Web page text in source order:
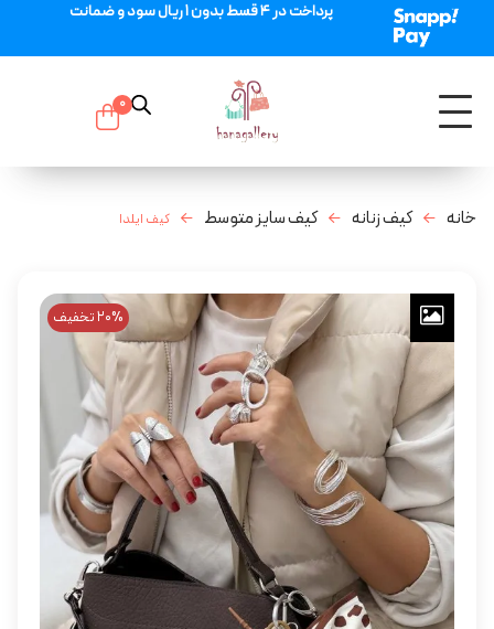
پرداخت در 4 قسط بدون 1 ریال سود و ضمانت
0
خانه کیف زنانه کیف سایز متوسط کیف ایلدا
20% تخفیف